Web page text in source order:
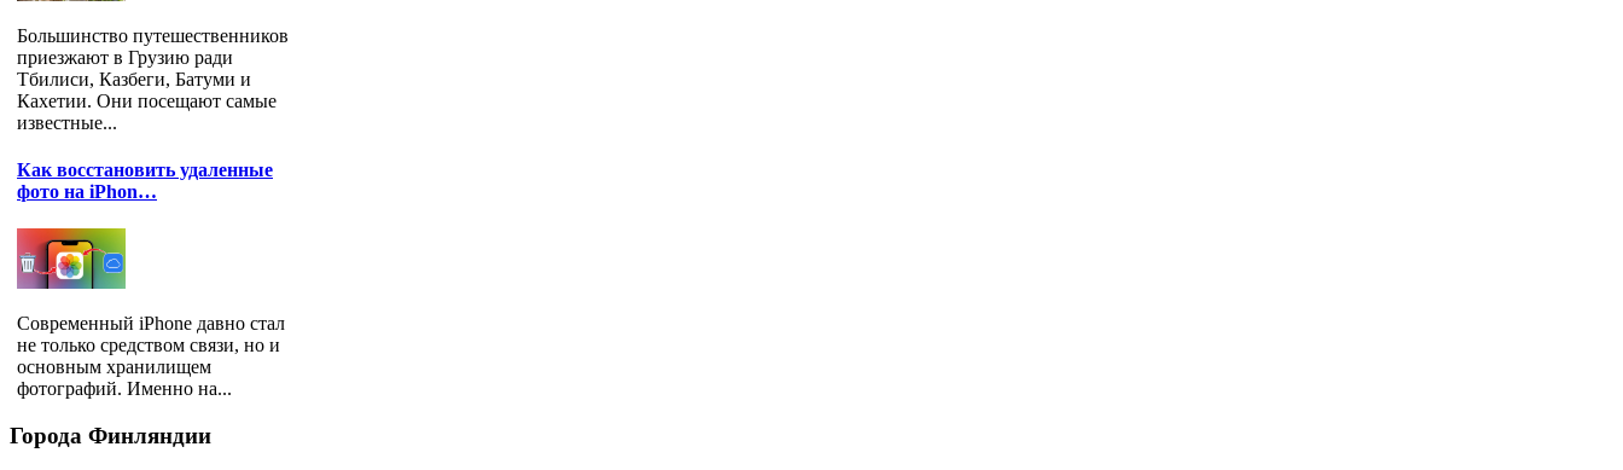
Большинство путешественников
приезжают в Грузию ради
Тбилиси, Казбеги, Батуми и
Кахетии. Они посещают самые
известные...
Как восстановить удаленные
фото на iPhon…
Современный iPhone давно стал
не только средством связи, но и
основным хранилищем
фотографий. Именно на...
Города Финляндии